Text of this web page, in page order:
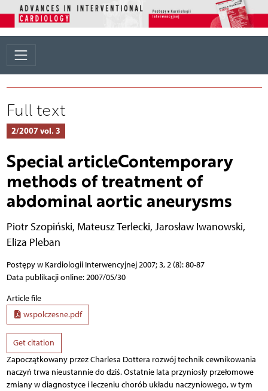
Full text
2/2007 vol. 3
Special articleContemporary
methods of treatment of
abdominal aortic aneurysms
Piotr Szopiński, Mateusz Terlecki, Jarosław Iwanowski,
Eliza Pleban
Postępy w Kardiologii Interwencyjnej 2007; 3, 2 (8): 80-87
Data publikacji online: 2007/05/30
Article file
wspolczesne.pdf
Get citation
Zapoczątkowany przez Charlesa Dottera rozwój technik cewnikowania
naczyń trwa nieustannie do dziś. Ostatnie lata przyniosły przełomowe
zmiany w diagnostyce i leczeniu chorób układu naczyniowego, w tym